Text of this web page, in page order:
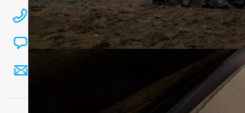
088 428 81 17
Chat met Jeroen